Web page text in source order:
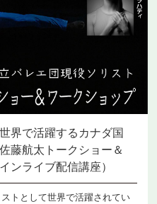
界で活躍するカナダ国
藤航太トークショー＆
ンライブ配信講座）
トとして世界で活躍されてい